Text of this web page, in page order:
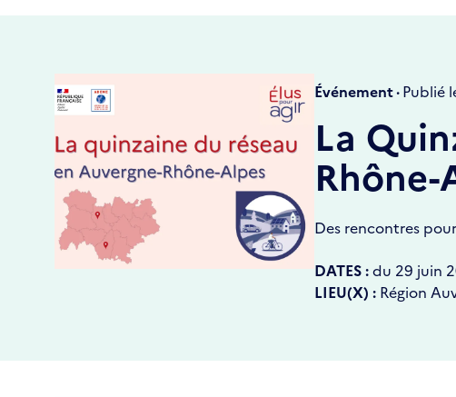
Événement ·Publié
La
Rhône-
Des rencontres
DATES :du 29 juin
LIEU(X) : Région